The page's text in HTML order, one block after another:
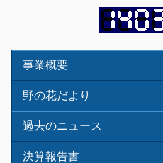
事業概要
野の花だより
過去のニュース
決算報告書